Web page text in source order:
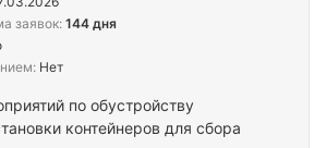
по обустройству
контейнеров для сбора
заявок: 144 дня
Нет